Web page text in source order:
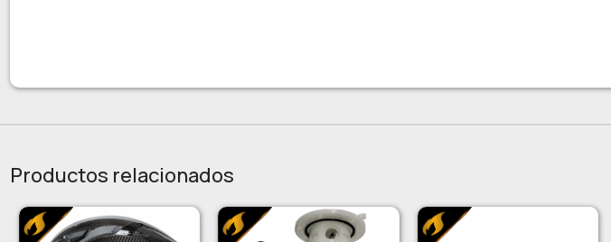
Productos relacionados